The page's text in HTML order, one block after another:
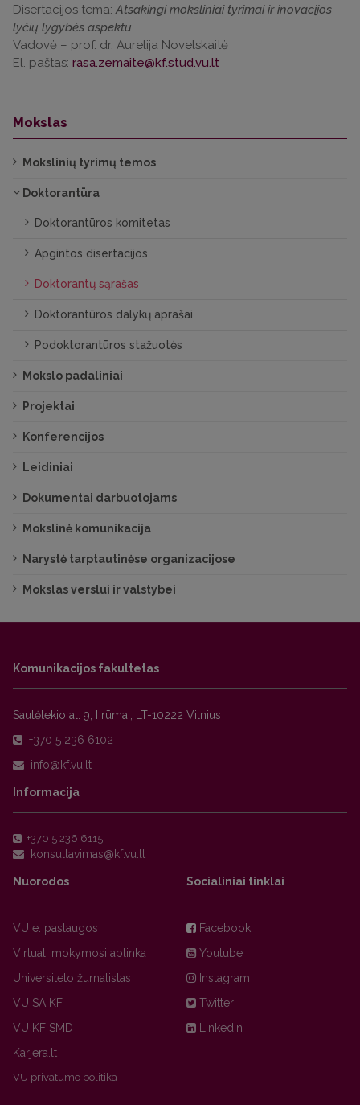
Disertacijos tema:Atsakingi moksliniai tyrimai ir inovacijos
lyčių lygybės aspektu
Vadovė – prof. dr. Aurelija Novelskaitė
El. paštas:
Mokslas
Mokslinių tyrimų temos
Doktorantūra
Doktorantūros komitetas
Apgintos disertacijos
Doktorantų sąrašas
Doktorantūros dalykų aprašai
Podoktorantūros stažuotės
Mokslo padaliniai
Projektai
Konferencijos
Leidiniai
Dokumentai darbuotojams
Mokslinė komunikacija
Narystė tarptautinėse organizacijose
Mokslas verslui ir valstybei
Komunikacijos fakultetas
Saulėtekio al. 9, I rūmai, LT-10222 Vilnius
+370 5 236 6102
Informacija
+370 5 236 6115
Nuorodos
VU e. paslaugos
Virtuali mokymosi aplinka
Universiteto žurnalistas
VU SA KF
VU KF SMD
Karjera.lt
VU privatumo politika
Socialiniai tinklai
Facebook
Youtube
Instagram
Twitter
Linkedin